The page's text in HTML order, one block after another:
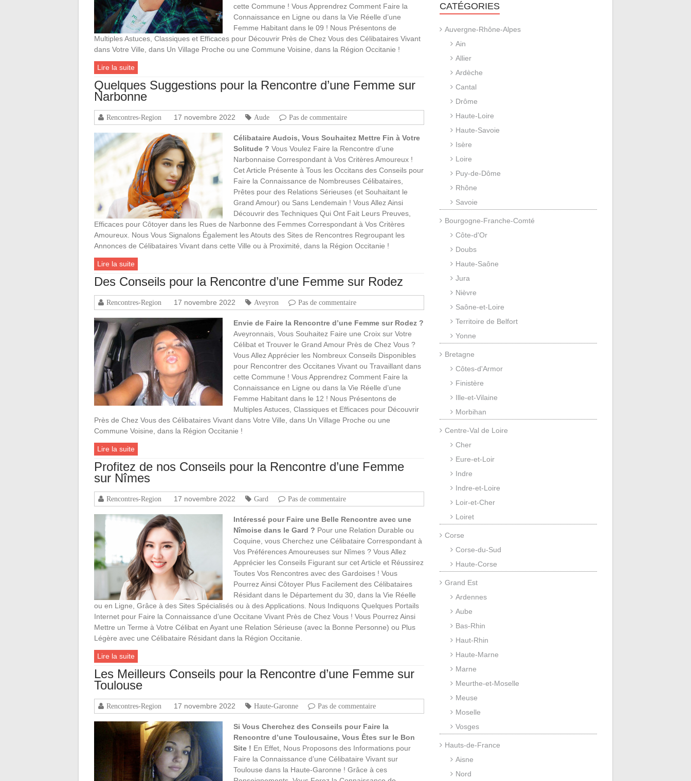
cette Commune ! Vous Apprendrez Comment Faire la
Connaissance en Ligne ou dans la Vie Réelle d’une
Femme Habitant dans le 09 ! Nous Présentons de
Multiples Astuces, Classiques et Efficaces pour Découvrir Près de Chez Vous des Célibataires Vivant
dans Votre Ville, dans Un Village Proche ou une Commune Voisine, dans la Région Occitanie !
Lire la suite
Quelques Suggestions pour la Rencontre d’une Femme sur
Narbonne
Rencontres-Region 17 novembre 2022 Aude Pas de commentaire
Célibataire Audois, Vous Souhaitez Mettre Fin à Votre
Solitude ? Vous Voulez Faire la Rencontre d’une
Narbonnaise Correspondant à Vos Critères Amoureux !
Cet Article Présente à Tous les Occitans des Conseils pour
Faire la Connaissance de Nombreuses Célibataires,
Prêtes pour des Relations Sérieuses (et Souhaitant le
Grand Amour) ou Sans Lendemain ! Vous Allez Ainsi
Découvrir des Techniques Qui Ont Fait Leurs Preuves,
Efficaces pour Côtoyer dans les Rues de Narbonne des Femmes Correspondant à Vos Critères
Amoureux. Nous Vous Signalons Également les Atouts des Sites de Rencontres Regroupant les
Annonces de Célibataires Vivant dans cette Ville ou à Proximité, dans la Région Occitanie !
Lire la suite
Des Conseils pour la Rencontre d’une Femme sur Rodez
Rencontres-Region 17 novembre 2022 Aveyron Pas de commentaire
Envie de Faire la Rencontre d’une Femme sur Rodez ?
Aveyronnais, Vous Souhaitez Faire une Croix sur Votre
Célibat et Trouver le Grand Amour Près de Chez Vous ?
Vous Allez Apprécier les Nombreux Conseils Disponibles
pour Rencontrer des Occitanes Vivant ou Travaillant dans
cette Commune ! Vous Apprendrez Comment Faire la
Connaissance en Ligne ou dans la Vie Réelle d’une
Femme Habitant dans le 12 ! Nous Présentons de
Multiples Astuces, Classiques et Efficaces pour Découvrir
Près de Chez Vous des Célibataires Vivant dans Votre Ville, dans Un Village Proche ou une
Commune Voisine, dans la Région Occitanie !
Lire la suite
Profitez de nos Conseils pour la Rencontre d’une Femme
sur Nîmes
Rencontres-Region 17 novembre 2022 Gard Pas de commentaire
Intéressé pour Faire une Belle Rencontre avec une
Nîmoise dans le Gard ? Pour une Relation Durable ou
Coquine, vous Cherchez une Célibataire Correspondant à
Vos Préférences Amoureuses sur Nîmes ? Vous Allez
Apprécier les Conseils Figurant sur cet Article et Réussirez
Toutes Vos Rencontres avec des Gardoises ! Vous
Pourrez Ainsi Côtoyer Plus Facilement des Célibataires
Résidant dans le Département du 30, dans la Vie Réelle
ou en Ligne, Grâce à des Sites Spécialisés ou à des Applications. Nous Indiquons Quelques Portails
Internet pour Faire la Connaissance d’une Occitane Vivant Près de Chez Vous ! Vous Pourrez Ainsi
Mettre un Terme à Votre Célibat en Ayant une Relation Sérieuse (avec la Bonne Personne) ou Plus
Légère avec une Célibataire Résidant dans la Région Occitanie.
Lire la suite
Les Meilleurs Conseils pour la Rencontre d’une Femme sur
Toulouse
Rencontres-Region 17 novembre 2022 Haute-Garonne Pas de commentaire
Si Vous Cherchez des Conseils pour Faire la
Rencontre d’une Toulousaine, Vous Êtes sur le Bon
Site ! En Effet, Nous Proposons des Informations pour
Faire la Connaissance d’une Célibataire Vivant sur
Toulouse dans la Haute-Garonne ! Grâce à ces
CATÉGORIES
Auvergne-Rhône-Alpes
Ain
Allier
Ardèche
Cantal
Drôme
Haute-Loire
Haute-Savoie
Isère
Loire
Puy-de-Dôme
Rhône
Savoie
Bourgogne-Franche-Comté
Côte-d'Or
Doubs
Haute-Saône
Jura
Nièvre
Saône-et-Loire
Territoire de Belfort
Yonne
Bretagne
Côtes-d'Armor
Finistère
Ille-et-Vilaine
Morbihan
Centre-Val de Loire
Cher
Eure-et-Loir
Indre
Indre-et-Loire
Loir-et-Cher
Loiret
Corse
Corse-du-Sud
Haute-Corse
Grand Est
Ardennes
Aube
Bas-Rhin
Haut-Rhin
Haute-Marne
Marne
Meurthe-et-Moselle
Meuse
Moselle
Vosges
Hauts-de-France
Aisne
Nord